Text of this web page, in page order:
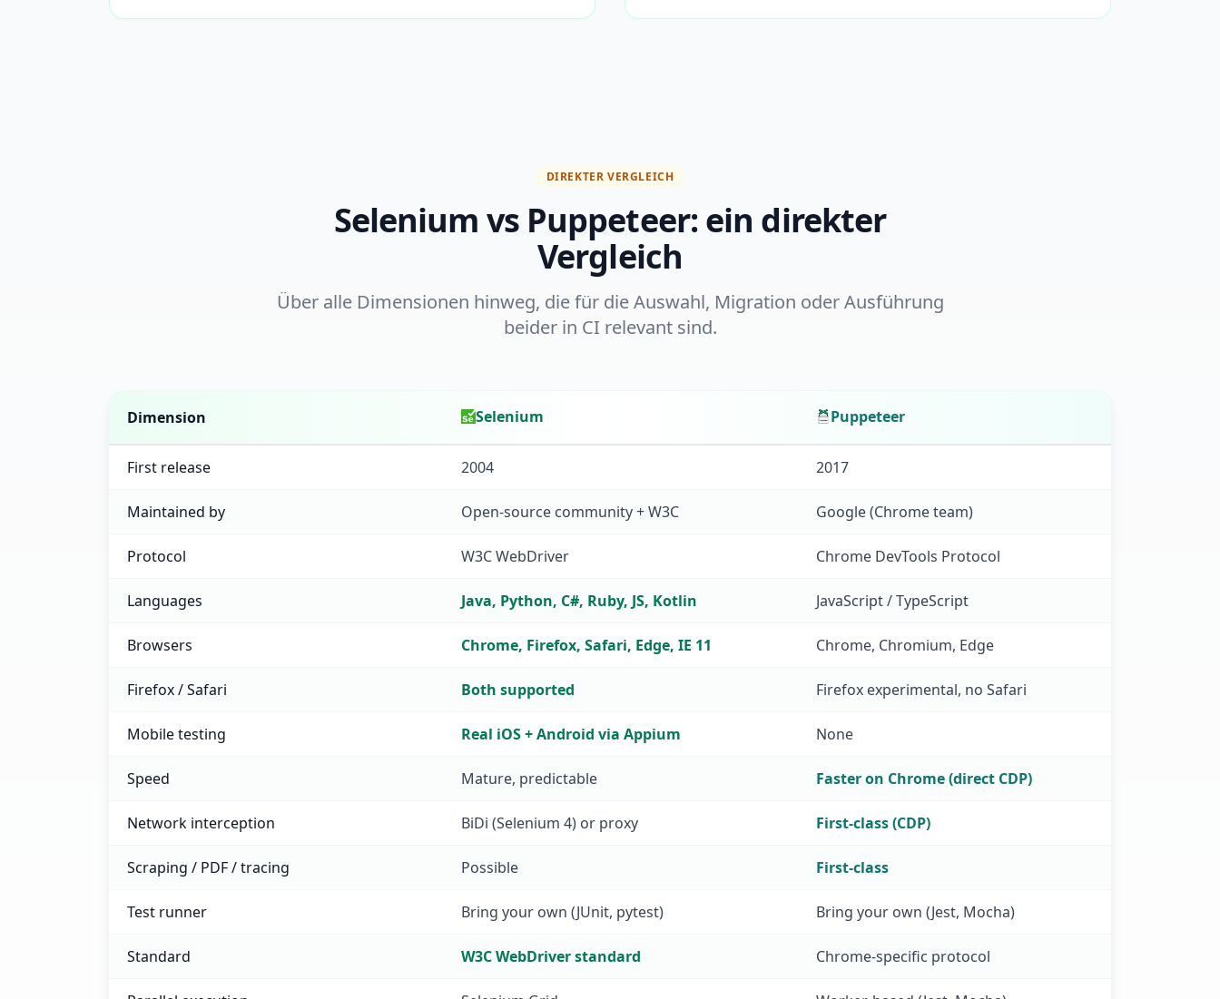
DIREKTER VERGLEICH
Selenium vs Puppeteer: ein direkter
Vergleich
Über alle Dimensionen hinweg, die für die Auswahl, Migration oder Ausführung
beider in CI relevant sind.
Dimension Selenium Puppeteer
First release 2004 2017
Maintained by Open-source community + W3C Google (Chrome team)
Protocol W3C WebDriver Chrome DevTools Protocol
Languages Java, Python, C#, Ruby, JS, Kotlin JavaScript / TypeScript
Browsers Chrome, Firefox, Safari, Edge, IE 11 Chrome, Chromium, Edge
Firefox / Safari Both supported Firefox experimental, no Safari
Mobile testing Real iOS + Android via Appium None
Speed Mature, predictable Faster on Chrome (direct CDP)
Network interception BiDi (Selenium 4) or proxy First-class (CDP)
Scraping / PDF / tracing Possible First-class
Test runner Bring your own (JUnit, pytest) Bring your own (Jest, Mocha)
Standard W3C WebDriver standard Chrome-specific protocol